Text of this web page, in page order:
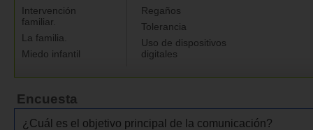
Intervención
familiar.
La familia.
Miedo infantil
Regaños
Tolerancia
Uso de dispositivos
digitales
Encuesta
¿Cuál es el objetivo principal de la comunicación?